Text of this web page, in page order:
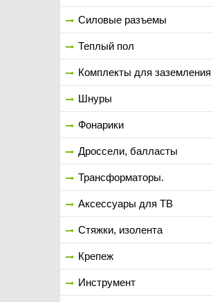
Силовые разъемы
Теплый пол
Комплекты для заземления
Шнуры
Фонарики
Дроссели, балласты
Трансформаторы.
Аксессуары для ТВ
Стяжки, изолента
Крепеж
Инструмент